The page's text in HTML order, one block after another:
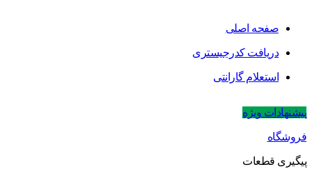
صفحه اصلی
دریافت کدرجیستری
استعلام گارانتی
پیشنهادات ویژه
فروشگاه
پیگیری قطعات